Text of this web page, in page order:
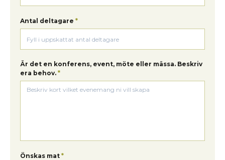
Antal deltagare *
Är det en konferens, event, möte eller mässa. Beskriv
era behov. *
Önskas mat *